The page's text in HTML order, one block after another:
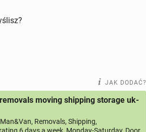
JAK DODAĆ?
moving shipping storage uk-
Removals, Shipping,